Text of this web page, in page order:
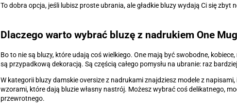
To dobra opcja, jeśli lubisz proste ubrania, ale gładkie bluzy wydają Ci się zbyt
Dlaczego warto wybrać bluzę z nadrukiem One
Bo to nie są bluzy, które udają coś wielkiego. One mają być swobodne,
są przypadkową dekoracją. Są częścią całego pomysłu na ubranie: raz
W kategorii bluzy damskie oversize z nadrukami znajdziesz modele z
wzorami, które dają bluzie własny nastrój. Możesz wybrać coś delikatnego,
przewrotnego.